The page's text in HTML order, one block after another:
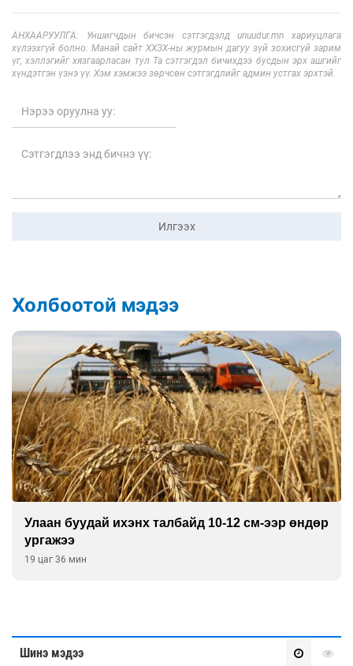
АНХААРУУЛГА: Уншигчдын бичсэн сэтгэгдэлд unuudur.mn хариуцлага
хүлээхгүй болно. Манай сайт ХХЗХ-ны журмын дагуу зүй зохисгүй зарим
үг, хэллэгийг хязгаарласан тул Та сэтгэгдэл бичихдээ бусдын эрх ашгийг
хүндэтгэн үзнэ үү. Хэм хэмжээ зөрчсөн сэтгэгдлийг админ устгах эрхтэй.
Илгээх
Холбоотой мэдээ
Улаан буудай ихэнх талбайд 10-12 см-ээр өндөр
ургажээ
19 цаг 36 мин
Шинэ мэдээ